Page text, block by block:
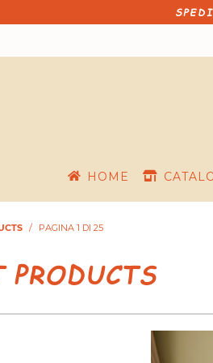
HOME
/ PAGINA 1 DI 25
PRODUCTS